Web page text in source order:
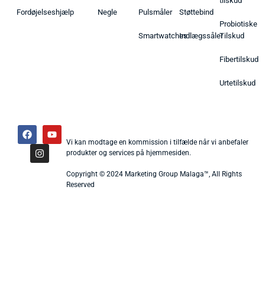
Fordøjelseshjælp Negle Pulsmåler
Smartwatches
Støttebind
Indlægssåler
Probiotiske
Tilskud
Fibertilskud
Urtetilskud
Vi kan modtage en kommission i tilfælde når vi anbefaler
produkter og services på hjemmesiden.
Copyright © 2024 Marketing Group Malaga™, All Rights
Reserved